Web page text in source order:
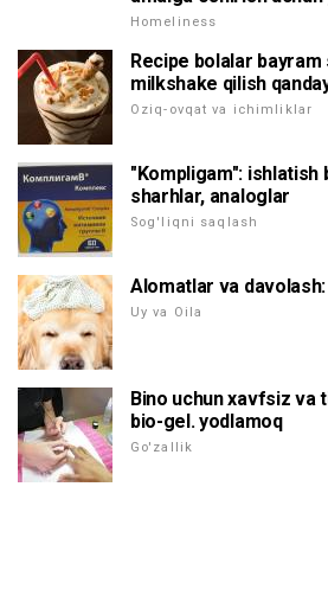
Homeliness
Recipe bolalar bayram
milkshake qilish
Oziq-ovqat va ichimliklar
"Kompligam":
sharhlar, analoglar
Sog'liqni saqlash
Alomatlar va
Uy va Oila
Bino uchun xavfsiz va
bio-gel. yodlamoq
Go'zallik